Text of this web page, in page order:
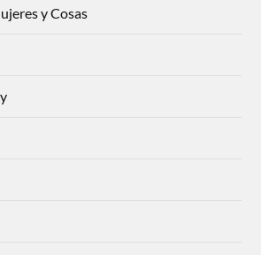
y Cosas